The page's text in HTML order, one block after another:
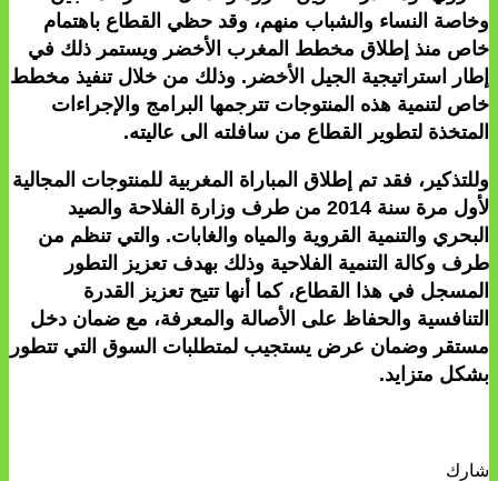
وخاصة النساء والشباب منهم، وقد حظي القطاع باهتمام
خاص منذ إطلاق مخطط المغرب الأخضر ويستمر ذلك في
إطار استراتيجية الجيل الأخضر. وذلك من خلال تنفيذ مخطط
خاص لتنمية هذه المنتوجات تترجمها البرامج والإجراءات
المتخذة لتطوير القطاع من سافلته الى عاليته.
وللتذكير، فقد تم إطلاق المباراة المغربية للمنتوجات المجالية
لأول مرة سنة 2014 من طرف وزارة الفلاحة والصيد
البحري والتنمية القروية والمياه والغابات. والتي تنظم من
طرف وكالة التنمية الفلاحية وذلك بهدف تعزيز التطور
المسجل في هذا القطاع، كما أنها تتيح تعزيز القدرة
التنافسية والحفاظ على الأصالة والمعرفة، مع ضمان دخل
مستقر وضمان عرض يستجيب لمتطلبات السوق التي تتطور
بشكل متزايد.
شارك